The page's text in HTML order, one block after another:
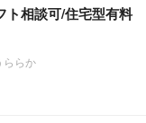
ト相談可/住宅型有料
ららか